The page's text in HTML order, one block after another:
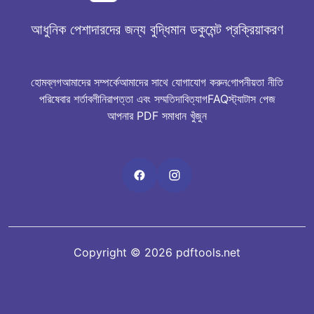
আধুনিক পেশাদারদের জন্য বুদ্ধিমান ডকুমেন্ট প্রক্রিয়াকরণ
হোমব্লগআমাদের সম্পর্কেআমাদের সাথে যোগাযোগ করুনগোপনীয়তা নীতি
পরিষেবার শর্তাবলীনিরাপত্তা এবং সম্মতিদাবিত্যাগFAQস্ট্যাটাস পেজ
আপনার PDF সমাধান খুঁজুন
Copyright © 2026 pdftools.net